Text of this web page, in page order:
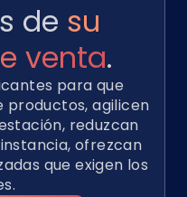
de su
venta.
para que
productos, agilicen
reduzcan
ofrezcan
que exigen los